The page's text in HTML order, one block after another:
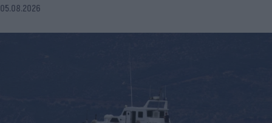
05.08.2026